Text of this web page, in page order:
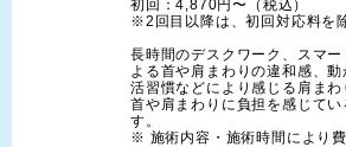
初回：4,870円〜（税込）
※2回目以降は、初回対応料を
長時間のデスクワーク、スマ
よる首や肩まわりの違和感、
活習慣などにより感じる肩ま
首や肩まわりに負担を感じて
す。
※ 施術内容・施術時間により費